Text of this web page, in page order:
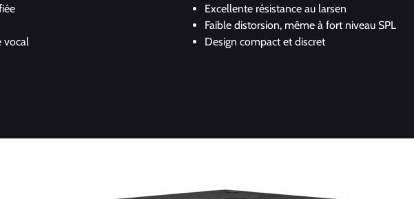
vocal
Excellente résistance au larsen
Faible distorsion, même à fort niveau SPL
Design compact et discret